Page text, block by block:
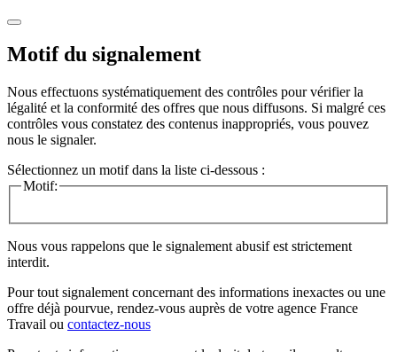
Motif du signalement
Nous effectuons systématiquement des contrôles pour vérifier la
légalité et la conformité des offres que nous diffusons. Si malgré ces
contrôles vous constatez des contenus inappropriés, vous pouvez
nous le signaler.
Sélectionnez un motif dans la liste ci-dessous :
Motif:
Nous vous rappelons que le signalement abusif est strictement
interdit.
Pour tout signalement concernant des informations inexactes ou une
offre déjà pourvue, rendez-vous auprès de votre agence France
Travail ou contactez-nous